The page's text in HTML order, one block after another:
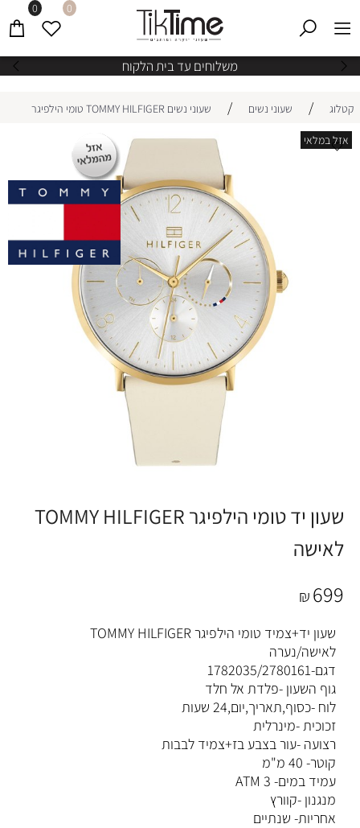
משלוחים עד בית הלקוח
0 0
קטלוג / שעוני נשים / שעוני נשים TOMMY HILFIGER טומי הילפיגר
אזל במלאי
שעון יד טומי הילפיגר TOMMY HILFIGER
לאישה
₪699
שעון יד+צמיד טומי הילפיגר TOMMY HILFIGER
לאישה/נערה
דגם-1782035/2780161
גוף השעון -פלדת אל חלד
לוח -כסוף,תאריך,יום,24 שעות
זכוכית -מינרלית
רצועה -עור בצבע בז+צמיד לבבות
קוטר- 40 מ"מ
עמיד במים- 3 ATM
מנגנון -קוורץ
אחריות- שנתיים